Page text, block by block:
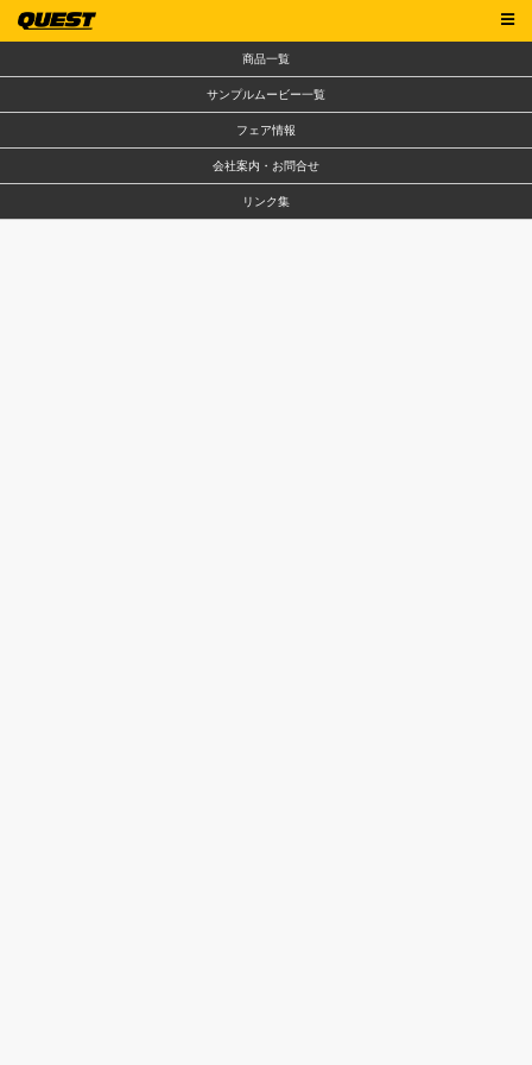
商品一覧
サンプルムービー一覧
フェア情報
会社案内・お問合せ
リンク集